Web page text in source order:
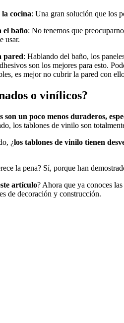
cocina: Una gran solución que los
el baño: No tenemos que
usar.
pared: Hablando del baño, los
son los mejores para esto.
es mejor no cubrir la pared con
o vinílicos?
son un poco menos duraderos,
los tablones de vinilo son
¿los tablones de vinilo tienen
la pena? Sí, porque han
artículo? Ahora que ya conoces las
de decoración y construcción.